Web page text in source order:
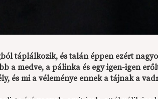
táplálkozik, és talán éppen ezért
a medve, a pálinka és egy igen-igen
és mi a véleménye ennek a tájnak a